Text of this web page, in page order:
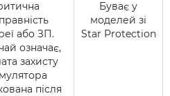
або ЗП.
означає,
захисту
після
Буває у
моделей зі
Star Protection